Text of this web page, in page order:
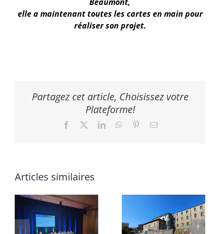
elle a maintenant toutes les cartes en main pour
réaliser son projet.
Partagez cet article, Choisissez votre
Plateforme!
Facebook LinkedInWhatsApp
PinterestEmail
Articles similaires